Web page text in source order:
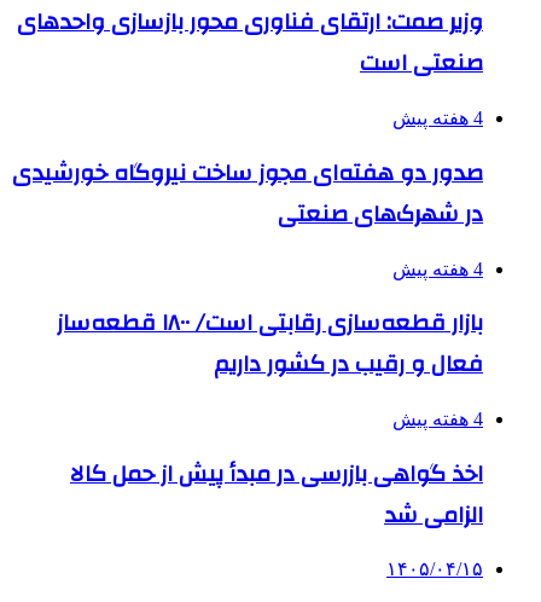
وزیر صمت: ارتقای فناوری محور بازسازی واحدهای
صنعتی است
4 هفته پیش
صدور دو هفته‌ای مجوز ساخت نیروگاه خورشیدی
در شهرک‌های صنعتی
4 هفته پیش
بازار قطعه‌سازی رقابتی است/ ۱۸۰۰ قطعه‌ساز
فعال و رقیب در کشور داریم
4 هفته پیش
اخذ گواهی بازرسی در مبدأ پیش از حمل کالا
الزامی شد
۱۴۰۵/۰۴/۱۵